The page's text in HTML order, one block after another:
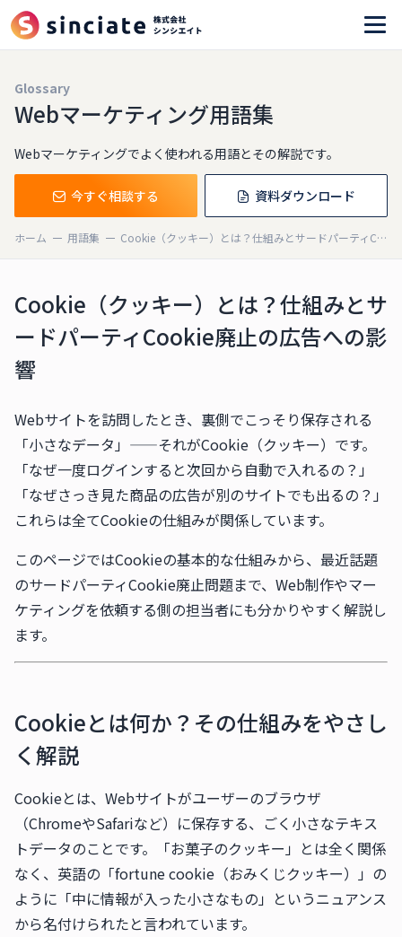
Glossary
Webマーケティング用語集
Webマーケティングでよく使われる用語とその解説です。
今すぐ相談する 資料ダウンロード
ホーム 用語集 Cookie（クッキー）とは？仕組みとサードパーティCookie廃止の広告への影響
Cookie（クッキー）とは？仕組みとサ
ードパーティCookie廃止の広告への影
響
Webサイトを訪問したとき、裏側でこっそり保存される
「小さなデータ」——それがCookie（クッキー）です。
「なぜ一度ログインすると次回から自動で入れるの？」
「なぜさっき見た商品の広告が別のサイトでも出るの？」
これらは全てCookieの仕組みが関係しています。
このページではCookieの基本的な仕組みから、最近話題
のサードパーティCookie廃止問題まで、Web制作やマー
ケティングを依頼する側の担当者にも分かりやすく解説し
ます。
Cookieとは何か？その仕組みをやさし
く解説
Cookieとは、Webサイトがユーザーのブラウザ
（ChromeやSafariなど）に保存する、ごく小さなテキス
トデータのことです。「お菓子のクッキー」とは全く関係
なく、英語の「fortune cookie（おみくじクッキー）」の
ように「中に情報が入った小さなもの」というニュアンス
から名付けられたと言われています。